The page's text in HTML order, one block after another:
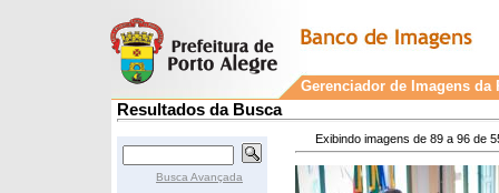
Gerenciador de Imagens da
Resultados da Busca
Exibindo imagens de 89 a 96 de
Busca Avançada